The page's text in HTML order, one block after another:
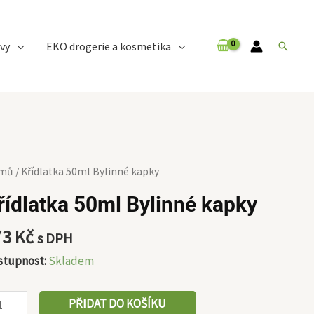
EKO drogerie a kosmetika Hledat
/ Křídlatka 50ml Bylinné kapky
50ml Bylinné kapky
Kčs DPH
Skladem
PŘIDAT DO KOŠÍKU